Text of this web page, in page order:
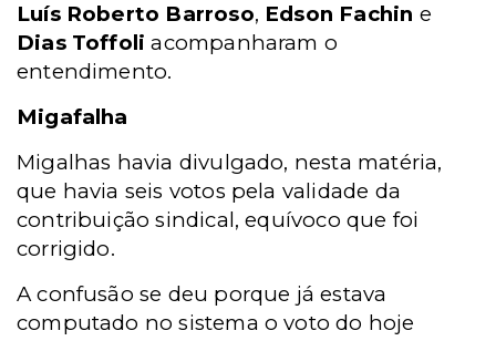
Luís Roberto Barroso, Edson Fachin e
Dias Toffoli acompanharam o
entendimento.
Migafalha
Migalhas havia divulgado, nesta matéria,
que havia seis votos pela validade da
contribuição sindical, equívoco que foi
corrigido.
A confusão se deu porque já estava
computado no sistema o voto do hoje